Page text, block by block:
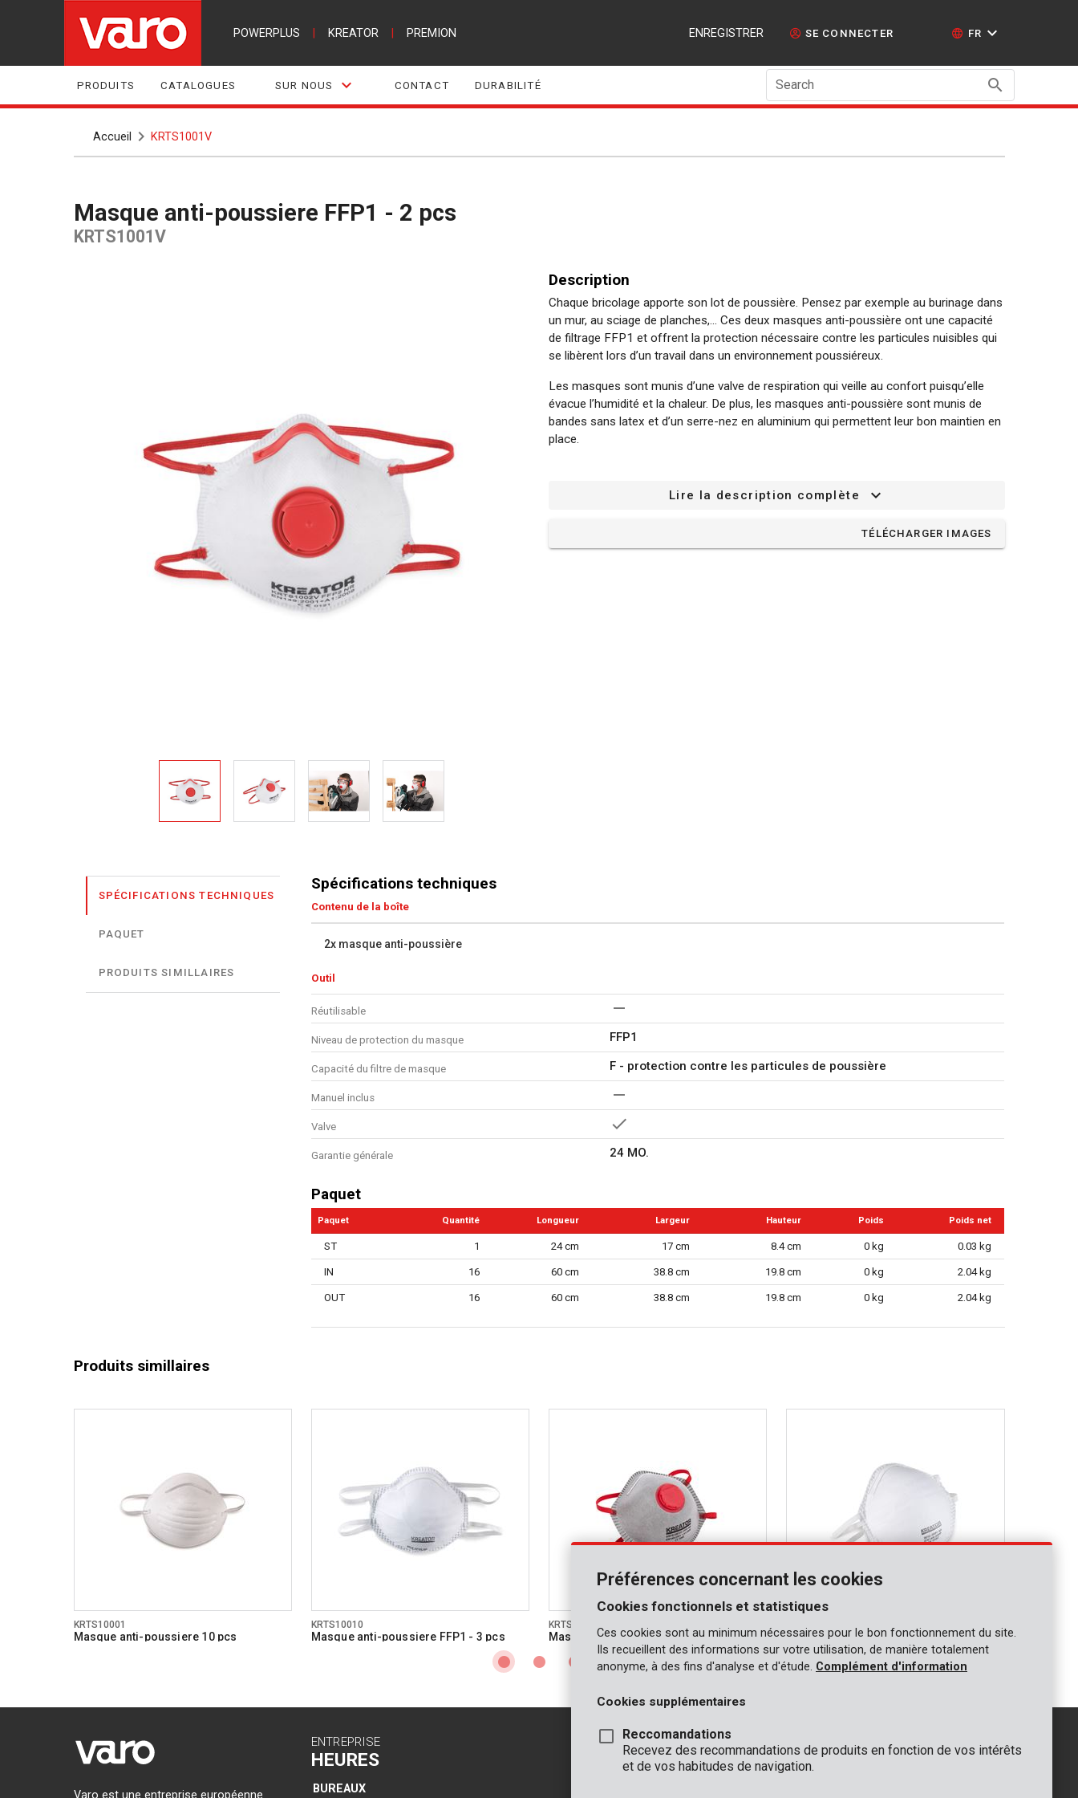
POWERPLUS KREATOR PREMION ENREGISTRER SE CONNECTER FR
PRODUITS CATALOGUES SUR NOUS CONTACT DURABILITÉ Search
Accueil KRTS1001V
Masque anti-poussiere FFP1 - 2 pcs
KRTS1001V
Description
Chaque bricolage apporte son lot de poussière. Pensez par exemple au burinage dans
un mur, au sciage de planches,... Ces deux masques anti-poussière ont une capacité
de filtrage FFP1 et offrent la protection nécessaire contre les particules nuisibles qui
se libèrent lors d’un travail dans un environnement poussiéreux.
Les masques sont munis d’une valve de respiration qui veille au confort puisqu’elle
évacue l’humidité et la chaleur. De plus, les masques anti-poussière sont munis de
bandes sans latex et d’un serre-nez en aluminium qui permettent leur bon maintien en
place.
protection contre les particules gênantes non nocives et les aérosols / brumes.
Les deux masques sont conformes à la norme EN149 + A1.
Lire la description complète
TÉLÉCHARGER IMAGES
SPÉCIFICATIONS TECHNIQUES
PAQUET
PRODUITS SIMILLAIRES
Spécifications techniques
Contenu de la boîte
2x masque anti-poussière
Outil
Réutilisable
Niveau de protection du masque FFP1
Capacité du filtre de masque F - protection contre les particules de poussière
Manuel inclus
Valve
Garantie générale 24 MO.
Paquet
Paquet Quantité Longueur Largeur Hauteur Poids Poids net
ST 1 24 cm 17 cm 8.4 cm 0 kg 0.03 kg
IN 16 60 cm 38.8 cm 19.8 cm 0 kg 2.04 kg
OUT 16 60 cm 38.8 cm 19.8 cm 0 kg 2.04 kg
Produits simillaires
KRTS10001
Masque anti-poussiere 10 pcs
KRTS10010
Masque anti-poussiere FFP1 - 3 pcs
KRTS1001VC
Masque anti-poussiere FFP1 réduction
des odeurs - 2 pcs
Masque anti-poussiere FFP2 - 3 pcs
ENTREPRISE
HEURES
BUREAUX
CONTACT
INFO
Préférences concernant les cookies
Cookies fonctionnels et statistiques
Ces cookies sont au minimum nécessaires pour le bon fonctionnement du site.
Ils recueillent des informations sur votre utilisation, de manière totalement
anonyme, à des fins d'analyse et d'étude. Complément d'information
Cookies supplémentaires
Reccomandations
Recevez des recommandations de produits en fonction de vos intérêts
et de vos habitudes de navigation.